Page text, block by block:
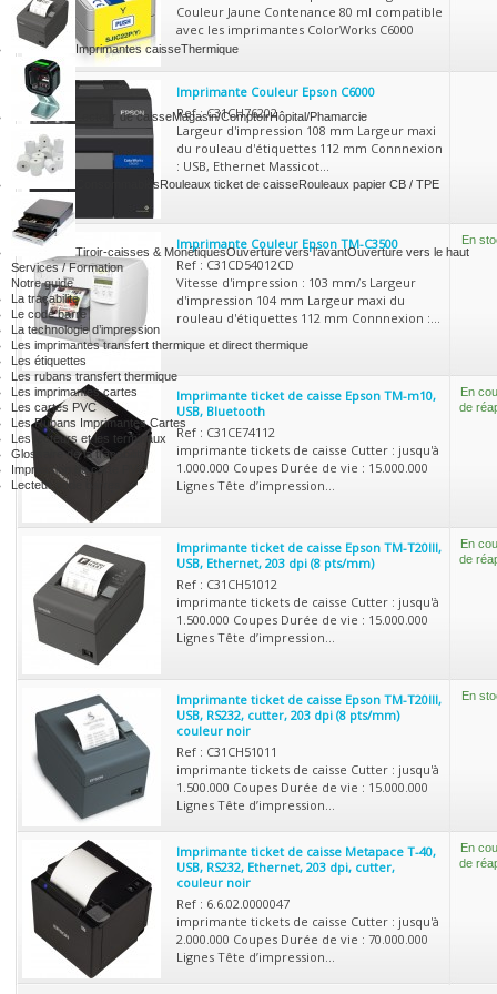
Imprimantes caisseThermique
Lecteur de caisseMagasin/ComptoirHôpital/Phamarcie
ConsommablesRouleaux ticket de caisseRouleaux papier CB / TPE
Tiroir-caisses & MonétiquesOuverture vers l’avantOuverture vers le haut
Services / Formation
Notre guide
La traçabilité
Le code barre
La technologie d’impression
Les imprimantes transfert thermique et direct thermique
Les étiquettes
Les rubans transfert thermique
Les imprimantes cartes
Les cartes PVC
Les Rubans Imprimantes Cartes
Les lecteurs et les terminaux
Glossaire de la traçabilité
Impression de carte PVC
Lecteur code barres
Couleur Jaune Contenance 80 ml compatible
avec les imprimantes ColorWorks C6000
Imprimante Couleur Epson C6000
Ref : C31CH76202
Largeur d'impression 108 mm Largeur maxi
du rouleau d'étiquettes 112 mm Connnexion
: USB, Ethernet Massicot...
Imprimante Couleur Epson TM-C3500
Ref : C31CD54012CD
Vitesse d'impression : 103 mm/s Largeur
d'impression 104 mm Largeur maxi du
rouleau d'étiquettes 112 mm Connnexion :...
En
Imprimante ticket de caisse Epson TM-m10,
USB, Bluetooth
Ref : C31CE74112
imprimante tickets de caisse Cutter : jusqu'à
1.000.000 Coupes Durée de vie : 15.000.000
Lignes Tête d’impression...
En
de
Imprimante ticket de caisse Epson TM-T20III,
USB, Ethernet, 203 dpi (8 pts/mm)
Ref : C31CH51012
imprimante tickets de caisse Cutter : jusqu'à
1.500.000 Coupes Durée de vie : 15.000.000
Lignes Tête d’impression...
En
de
Imprimante ticket de caisse Epson TM-T20III,
USB, RS232, cutter, 203 dpi (8 pts/mm)
couleur noir
Ref : C31CH51011
imprimante tickets de caisse Cutter : jusqu'à
1.500.000 Coupes Durée de vie : 15.000.000
Lignes Tête d’impression...
En
Imprimante ticket de caisse Metapace T-40,
USB, RS232, Ethernet, 203 dpi, cutter,
couleur noir
Ref : 6.6.02.0000047
imprimante tickets de caisse Cutter : jusqu'à
2.000.000 Coupes Durée de vie : 70.000.000
Lignes Tête d’impression...
En
de